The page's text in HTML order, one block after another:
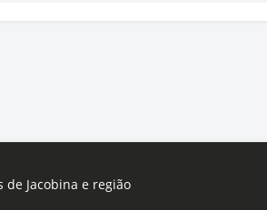
Jacobina e região